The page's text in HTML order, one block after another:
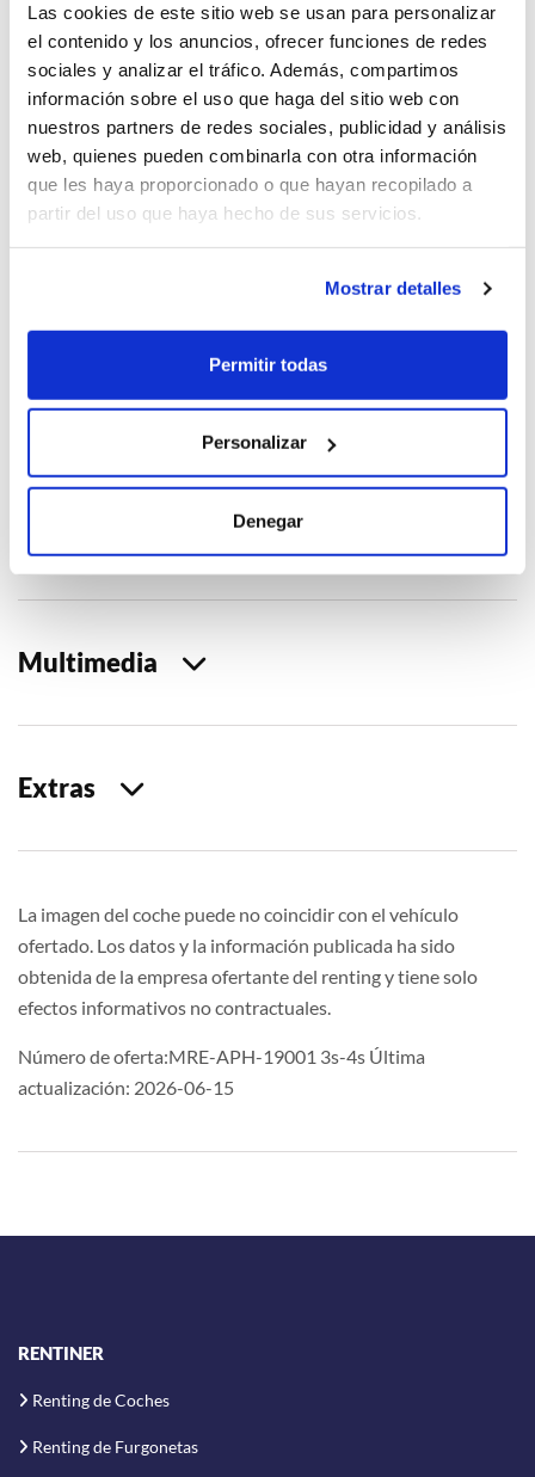
Las cookies de este sitio web se usan para personalizar
el contenido y los anuncios, ofrecer funciones de redes
sociales y analizar el tráfico. Además, compartimos
información sobre el uso que haga del sitio web con
nuestros partners de redes sociales, publicidad y análisis
web, quienes pueden combinarla con otra información
que les haya proporcionado o que hayan recopilado a
partir del uso que haya hecho de sus servicios.
Mostrar detalles
Permitir todas
Personalizar
Denegar
- Doble pantalla curva de 12,3"
- Head-Up Display de 50" con realidad aumentada
- Cámara de visión 540º (visión completa y chasis
transparente)
- Sistema de asistencia de aparcamiento delantero y trasero
- Asistente de aparcamiento y salida totalmente automático
- Bloqueo de puertas automático al alejarse
- Freno de mano electrónico con función Auto Hold
Comfort
Multimedia
Extras
La imagen del coche puede no coincidir con el vehículo
ofertado. Los datos y la información publicada ha sido
obtenida de la empresa ofertante del renting y tiene solo
efectos informativos no contractuales.
Número de oferta:MRE-APH-19001 3s-4s Última
actualización: 2026-06-15
RENTINER
Renting de Coches
Renting de Furgonetas